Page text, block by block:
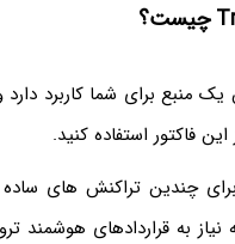
یک منبع برای شما کاربرد
فاکتور استفاده کنید.
چندین تراکنش های ساده
به قراردادهای هوشمند